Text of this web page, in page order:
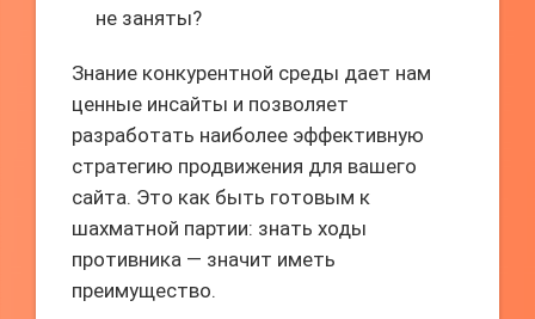
не заняты?
Знание конкурентной среды дает нам
ценные инсайты и позволяет
разработать наиболее эффективную
стратегию продвижения для вашего
сайта. Это как быть готовым к
шахматной партии: знать ходы
противника — значит иметь
преимущество.